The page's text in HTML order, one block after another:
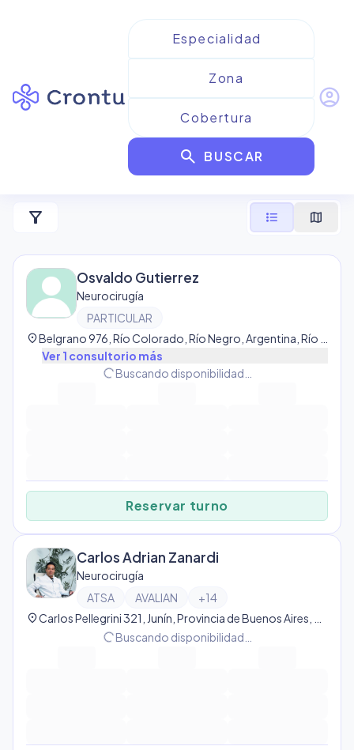
search BUSCAR
account_circle
Resultados para
Neurocirugía
filter_alt format_list_bulleted map
Osvaldo Gutierrez
Neurocirugía
PARTICULAR
location_on
Ver 1 consultorio más
progress_activityBuscando disponibilidad…
Reservar turno
Carlos Adrian Zanardi
Neurocirugía
ATSA
AVALIAN +14
location_on
progress_activityBuscando disponibilidad…